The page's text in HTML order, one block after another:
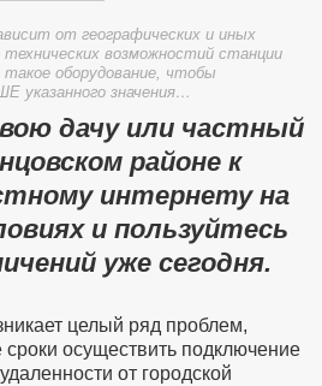
от географических и иных
возможностий станции
оборудование, чтобы
указанного значения…
дачу или частный
районе к
интернету на
и пользуйтесь
уже сегодня.
целый ряд проблем,
осуществить подключение
от городской